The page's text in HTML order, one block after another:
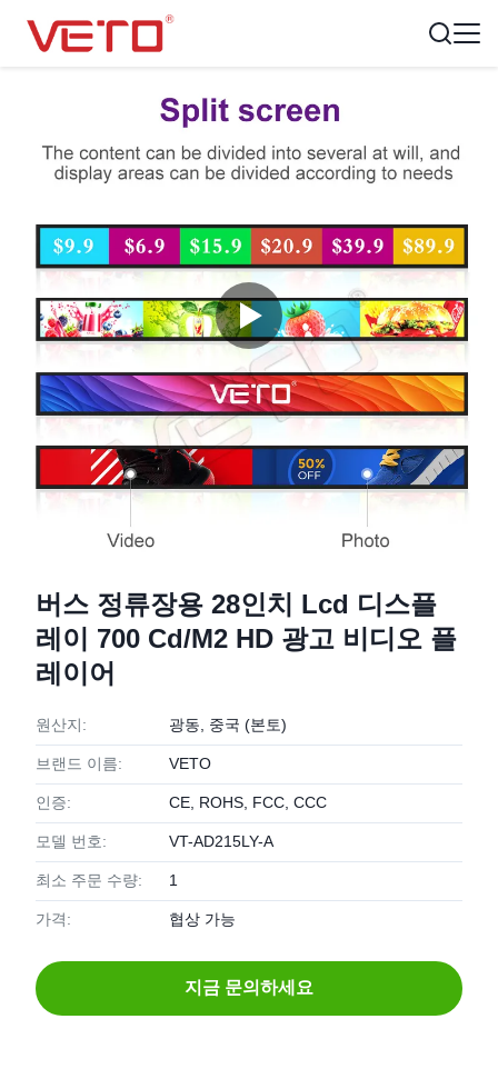
버스 정류장용 28인치 Lcd 디스플
레이 700 Cd/M2 HD 광고 비디오 플
레이어
원산지: 광동, 중국 (본토)
브랜드 이름: VETO
인증: CE, ROHS, FCC, CCC
모델 번호: VT-AD215LY-A
최소 주문 수량: 1
가격: 협상 가능
지금 문의하세요